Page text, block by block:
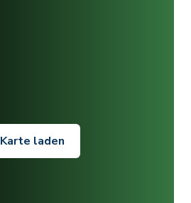
Karte laden